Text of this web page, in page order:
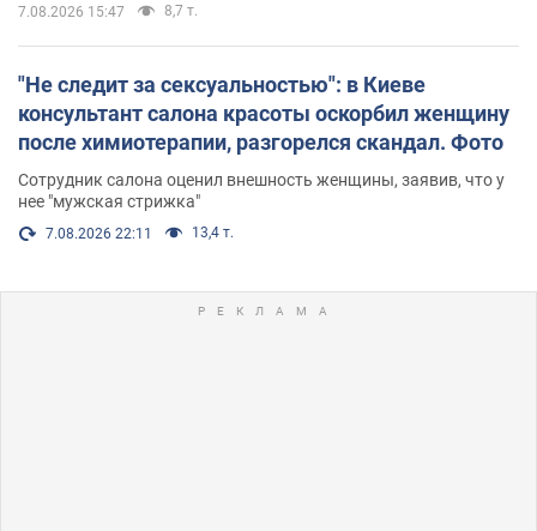
7.08.2026 15:47 8,7 т.
"Не следит за сексуальностью": в Киеве
консультант салона красоты оскорбил женщину
после химиотерапии, разгорелся скандал. Фото
Сотрудник салона оценил внешность женщины, заявив, что у
нее "мужская стрижка"
7.08.2026 22:11 13,4 т.